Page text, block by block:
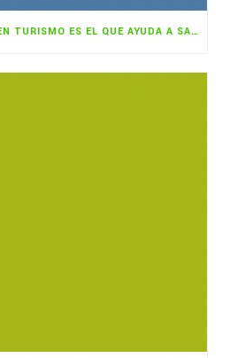
FRANS DE MAN: «EL BUEN TURISMO ES EL QUE AYUDA A SALIR ADELANTE A LOS MÁS POBRES EN SUS PAÍSES»